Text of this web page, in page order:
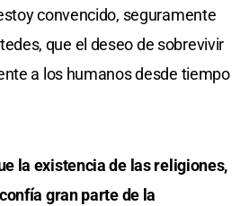
convencido, seguramente
que el deseo de sobrevivir
a los humanos desde tiempo
la existencia de las religiones,
gran parte de la